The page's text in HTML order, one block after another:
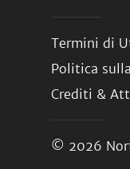
Termini di
Politica
Crediti &
© 2026